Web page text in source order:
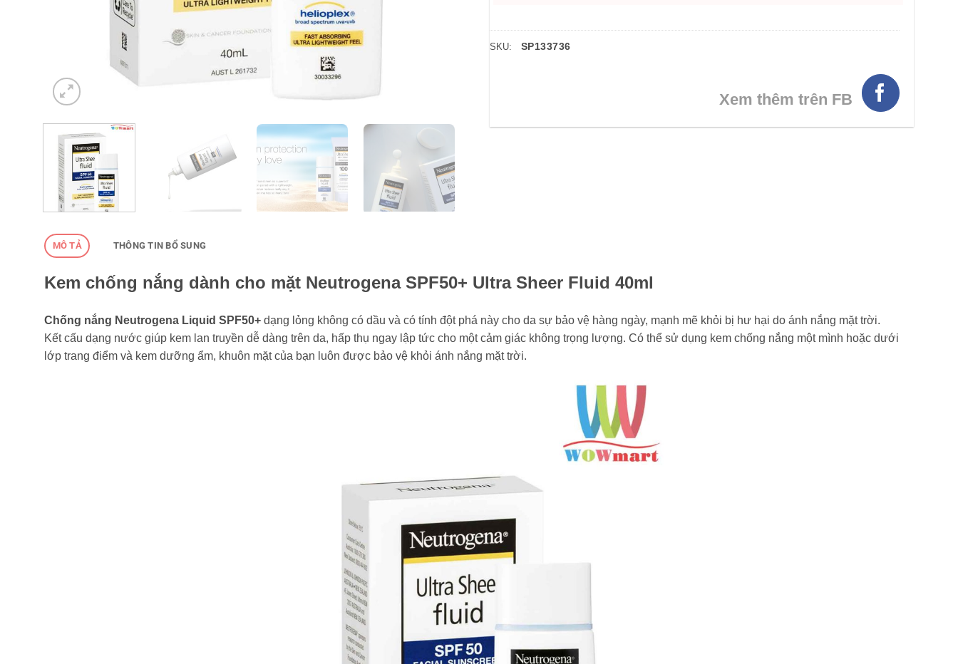
SKU: SP133736
Xem thêm trên FB
MÔ TẢ THÔNG TIN BỔ SUNG
Kem chống nắng dành cho mặt Neutrogena SPF50+ Ultra Sheer Fluid 40ml
Chống nắng Neutrogena Liquid SPF50+ dạng lỏng không có dầu và có tính đột phá này cho da sự bảo vệ hàng ngày, mạnh mẽ khỏi bị hư hại do ánh nắng mặt trời.
Kết cấu dạng nước giúp kem lan truyền dễ dàng trên da, hấp thụ ngay lập tức cho một cảm giác không trọng lượng. Có thể sử dụng kem chống nắng một mình hoặc dưới
lớp trang điểm và kem dưỡng ẩm, khuôn mặt của bạn luôn được bảo vệ khỏi ánh nắng mặt trời.